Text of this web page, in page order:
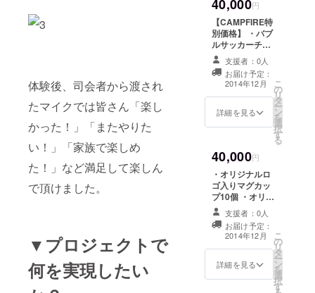
体験後、司会者から渡され
たマイクでは皆さん「楽し
かった！」「またやりた
い！」「家族で楽しめ
た！」など満足して楽しん
で頂けました。
▼プロジェクトで
何を実現したい
者」として名前
掲載（記事2回）
40,000円
【CAMPFIRE特
別価格】 ・バブ
ルサッカーチー
ム参加券2枚（愛
知県開催のため
プレゼント可）
・オリジナル
ボールペン20本
・お礼のメッ
データを5枚お送
りします ・
Facebookペー
ジにて「協力
者」として名前
掲載（記事3回）
支援者：0人
お届け予定：
2014年12月
詳細を見る
こ
の
リ
タ
ー
ン
を
選
択
す
る
40,000円
・オリジナルロ
ゴ入りマグカッ
プ10個 ・オリジ
ナルボールペン
20本 ・お礼の
メッセージをお
送りします ・バ
ブルサッカー写
真データを5枚お
支援者：0人
お届け予定：
2014年12月
詳細を見る
こ
の
リ
タ
ー
ン
を
選
択
す